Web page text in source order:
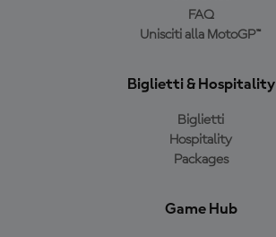
FAQ
Unisciti alla MotoGP™
Biglietti & Hospitality
Biglietti
Hospitality
Packages
Game Hub